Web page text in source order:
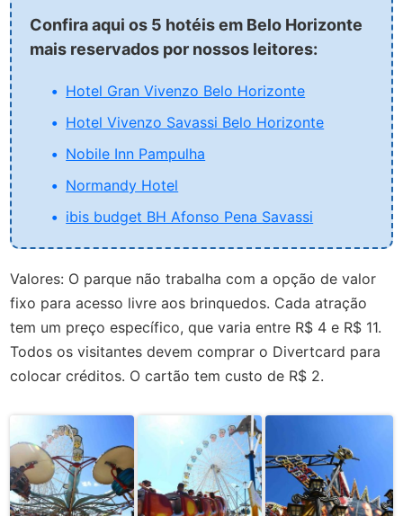
Confira aqui os 5 hotéis em Belo Horizonte
mais reservados por nossos leitores:
Hotel Gran Vivenzo Belo Horizonte
Hotel Vivenzo Savassi Belo Horizonte
Nobile Inn Pampulha
Normandy Hotel
ibis budget BH Afonso Pena Savassi
Valores: O parque não trabalha com a opção de valor
fixo para acesso livre aos brinquedos. Cada atração
tem um preço específico, que varia entre R$ 4 e R$ 11.
Todos os visitantes devem comprar o Divertcard para
colocar créditos. O cartão tem custo de R$ 2.